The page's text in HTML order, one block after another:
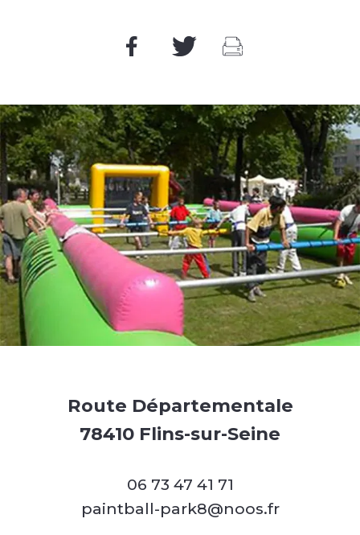
Route Départementale
78410 Flins-sur-Seine
06 73 47 41 71
paintball-park8@noos.fr